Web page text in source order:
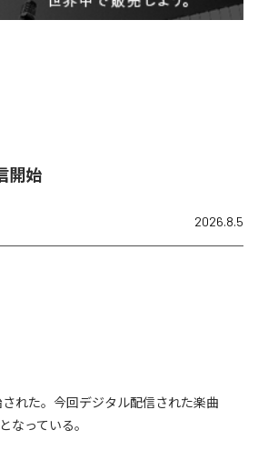
開始
2026.8.5
された。今回デジタル配信された楽曲
なっている。